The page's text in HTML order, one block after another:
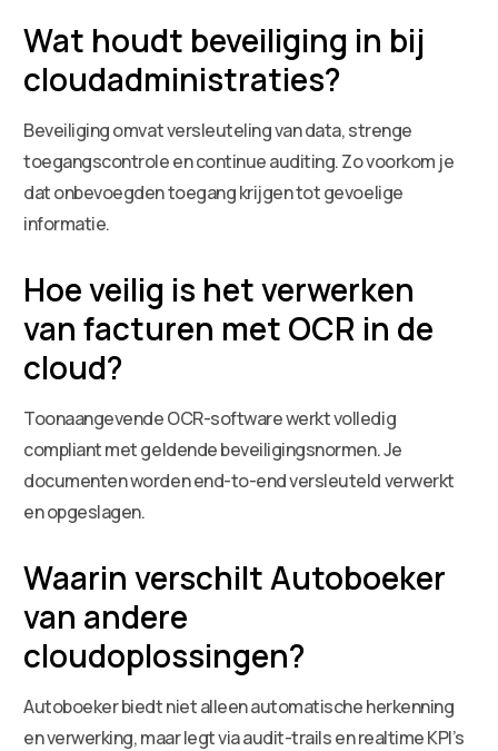
Wat houdt beveiliging in bij
cloudadministraties?
Beveiliging omvat versleuteling van data, strenge
toegangscontrole en continue auditing. Zo voorkom je
dat onbevoegden toegang krijgen tot gevoelige
informatie.
Hoe veilig is het verwerken
van facturen met OCR in de
cloud?
Toonaangevende OCR-software werkt volledig
compliant met geldende beveiligingsnormen. Je
documenten worden end-to-end versleuteld verwerkt
en opgeslagen.
Waarin verschilt Autoboeker
van andere
cloudoplossingen?
Autoboeker biedt niet alleen automatische herkenning
en verwerking, maar legt via audit-trails en realtime KPI’s